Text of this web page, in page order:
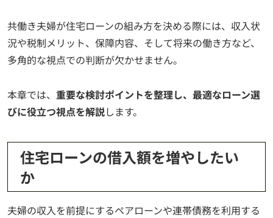
共働き夫婦が住宅ローンの組み方を決める際には、収入状
況や税制メリット、保障内容、そして将来の働き方など、
多角的な視点での判断が欠かせません。
本章では、 重要な検討ポイントを整理し、最適なローン選
びに役立つ視点を解説します。
住宅ローンの借入額を増やしたい
か
夫婦の収入を前提にするペアローンや連帯債務を利用する